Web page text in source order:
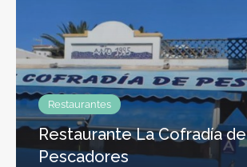
Restaurantes
Restaurante La Cofradía de
Pescadores